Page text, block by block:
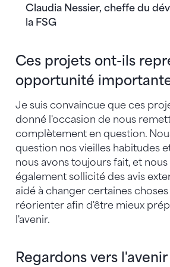
Claudia Nessier, cheffe du
la FSG
Ces projets ont-ils
opportunité
Je suis convaincue que ces
donné l'occasion de nous
complètement en question.
question nos vieilles habitudes
nous avons toujours fait, et nous
également sollicité des avis
aidé à changer certaines choses
réorienter afin d'être mieux
l'avenir.
Regardons vers